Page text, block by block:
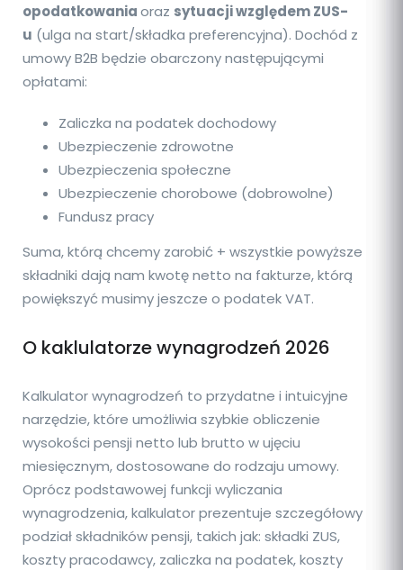
opodatkowaniaoraz sytuacji względem ZUS-
u (ulga na start/składka preferencyjna). Dochód z
umowy B2B będzie obarczony następującymi
opłatami:
Zaliczka na podatek dochodowy
Ubezpieczenie zdrowotne
Ubezpieczenia społeczne
Ubezpieczenie chorobowe (dobrowolne)
Fundusz pracy
Suma, którą chcemy zarobić + wszystkie powyższe
składniki dają nam kwotę netto na fakturze, którą
powiększyć musimy jeszcze o podatek VAT.
O kaklulatorze wynagrodzeń 2026
Kalkulator wynagrodzeń to przydatne i intuicyjne
narzędzie, które umożliwia szybkie obliczenie
wysokości pensji netto lub brutto w ujęciu
miesięcznym, dostosowane do rodzaju umowy.
Oprócz podstawowej funkcji wyliczania
wynagrodzenia, kalkulator prezentuje szczegółowy
podział składników pensji, takich jak: składki ZUS,
koszty pracodawcy, zaliczka na podatek, koszty